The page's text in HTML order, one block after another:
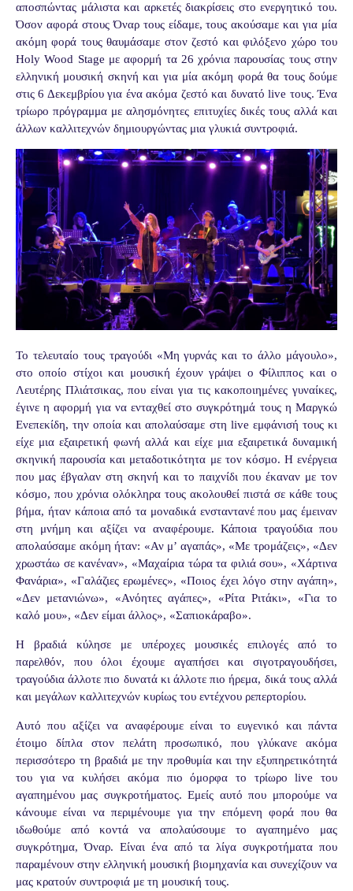
αποσπώντας μάλιστα και αρκετές διακρίσεις στο ενεργητικό του.
Όσον αφορά στους Όναρ τους είδαμε, τους ακούσαμε και για μία
ακόμη φορά τους θαυμάσαμε στον ζεστό και φιλόξενο χώρο του
Holy Wood Stage με αφορμή τα 26 χρόνια παρουσίας τους στην
ελληνική μουσική σκηνή και για μία ακόμη φορά θα τους δούμε
στις 6 Δεκεμβρίου για ένα ακόμα ζεστό και δυνατόlive τους. Ένα
τρίωρο πρόγραμμα με αλησμόνητες επιτυχίες δικές τους αλλά και
άλλων καλλιτεχνών δημιουργώντας μια γλυκιά συντροφιά.
Το τελευταίο τους τραγούδι «Μη γυρνάς και το άλλο μάγουλο»,
στο οποίο στίχοι και μουσική έχουν γράψει ο Φίλιππος και ο
Λευτέρης Πλιάτσικας, που είναι για τις κακοποιημένες γυναίκες,
έγινε η αφορμή για να ενταχθεί στο συγκρότημά τους η Μαργκώ
Ενεπεκίδη, την οποία και απολαύσαμε στη live εμφάνισή τους κι
είχε μια εξαιρετική φωνή αλλά και είχε μια εξαιρετικά δυναμική
σκηνική παρουσία και μεταδοτικότητα με τον κόσμο. Η ενέργεια
που μας έβγαλαν στη σκηνή και το παιχνίδι που έκαναν με τον
κόσμο, που χρόνια ολόκληρα τους ακολουθεί πιστά σε κάθε τους
βήμα, ήταν κάποια από τα μοναδικά ενσταντανέ που μας έμειναν
στη μνήμη και αξίζει να αναφέρουμε. Κάποια τραγούδια που
απολαύσαμε ακόμη ήταν: «Αν μ’ αγαπάς», «Με τρομάζεις», «Δεν
χρωστάω σε κανέναν», «Μαχαίρια τώρα τα φιλιά σου», «Χάρτινα
Φανάρια», «Γαλάζιες ερωμένες», «Ποιος έχει λόγο στην αγάπη»,
«Δεν μετανιώνω», «Ανόητες αγάπες», «Ρίτα Ριτάκι», «Για το
καλό μου», «Δεν είμαι άλλος», «Σαπιοκάραβο».
Η βραδιά κύλησε με υπέροχες μουσικές επιλογές από το
παρελθόν, που όλοι έχουμε αγαπήσει και σιγοτραγουδήσει,
τραγούδια άλλοτε πιο δυνατά κι άλλοτε πιο ήρεμα, δικά τους αλλά
και μεγάλων καλλιτεχνών κυρίως του εντέχνου ρεπερτορίου.
Αυτό που αξίζει να αναφέρουμε είναι το ευγενικό και πάντα
έτοιμο δίπλα στον πελάτη προσωπικό, που γλύκανε ακόμα
περισσότερο τη βραδιά με την προθυμία και την εξυπηρετικότητά
του για να κυλήσει ακόμα πιο όμορφα το τρίωροlive του
αγαπημένου μας συγκροτήματος. Εμείς αυτό που μπορούμε να
κάνουμε είναι να περιμένουμε για την επόμενη φορά που θα
ιδωθούμε από κοντά να απολαύσουμε το αγαπημένο μας
συγκρότημα, Όναρ. Είναι ένα από τα λίγα συγκροτήματα που
παραμένουν στην ελληνική μουσική βιομηχανία και συνεχίζουν να
μας κρατούν συντροφιά με τη μουσική τους.